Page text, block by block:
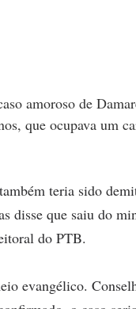
amoroso de
que ocupava um
teria sido
disse que saiu do
do PTB.
evangélico.